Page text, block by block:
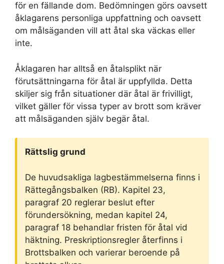
för en fällande dom. Bedömningen görs oavsett
åklagarens personliga uppfattning och oavsett
om målsäganden vill att åtal ska väckas eller
inte.
Åklagaren har alltså en åtalsplikt när
förutsättningarna för åtal är uppfyllda. Detta
skiljer sig från situationer där åtal är frivilligt,
vilket gäller för vissa typer av brott som kräver
att målsäganden själv begär åtal.
Rättslig grund
De huvudsakliga lagbestämmelserna finns i
Rättegångsbalken (RB). Kapitel 23,
paragraf 20 reglerar beslut efter
förundersökning, medan kapitel 24,
paragraf 18 behandlar fristen för åtal vid
häktning. Preskriptionsregler återfinns i
Brottsbalken och varierar beroende på